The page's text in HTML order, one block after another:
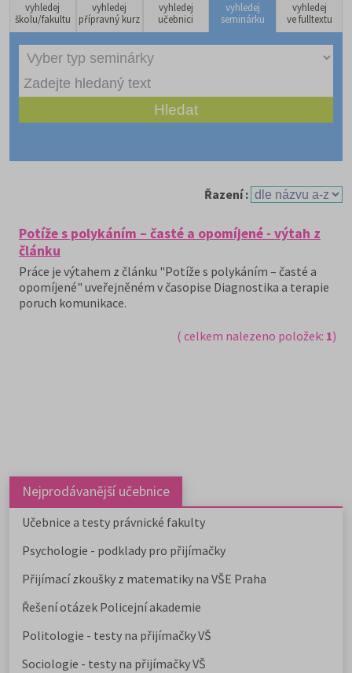
vyhledej
školu/fakultu
vyhledej
přípravný kurz
vyhledej
učebnici
vyhledej
seminárku
vyhledej
ve fulltextu
Řazení :
Potíže s polykáním – časté a opomíjené - výtah z
článku
Práce je výtahem z článku "Potíže s polykáním – časté a
opomíjené" uveřejněném v časopise Diagnostika a terapie
poruch komunikace.
( celkem nalezeno položek: 1)
Nejprodávanější učebnice
Učebnice a testy právnické fakulty
Psychologie - podklady pro přijímačky
Přijímací zkoušky z matematiky na VŠE Praha
Řešení otázek Policejní akademie
Politologie - testy na přijímačky VŠ
Sociologie - testy na přijímačky VŠ